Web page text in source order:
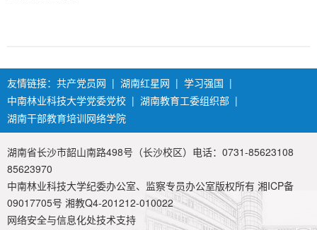
友情链接： 共产党员网 | 湖南红星网 | 学习强国 |
中南林业科技大学党委党校 | 湖南教育工委组织部 |
湖南干部教育培训网络学院
湖南省长沙市韶山南路498号（长沙校区）电话：0731-85623108
85623970
中南林业科技大学纪委办公室、监察专员办公室版权所有 湘ICP备
09017705号 湘教Q4-201212-010022
网络安全与信息化处技术支持